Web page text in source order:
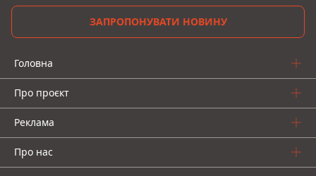
ЗАПРОПОНУВАТИ НОВИНУ
Головна
Про проєкт
Реклама
Про нас